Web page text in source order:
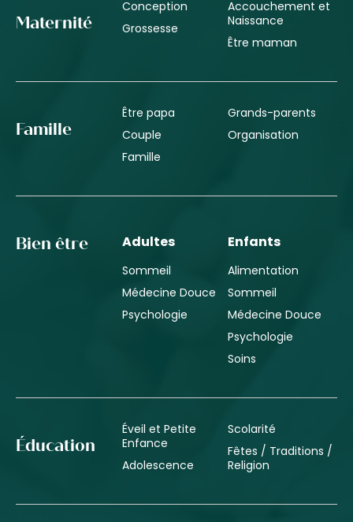
Maternité
Conception
Grossesse
Accouchement et
Naissance
Être maman
Famille
Être papa
Couple
Famille
Grands-parents
Organisation
Bien être Adultes
Sommeil
Médecine Douce
Psychologie
Enfants
Alimentation
Sommeil
Médecine Douce
Psychologie
Soins
Éducation
Éveil et Petite
Enfance
Adolescence
Scolarité
Fêtes / Traditions /
Religion